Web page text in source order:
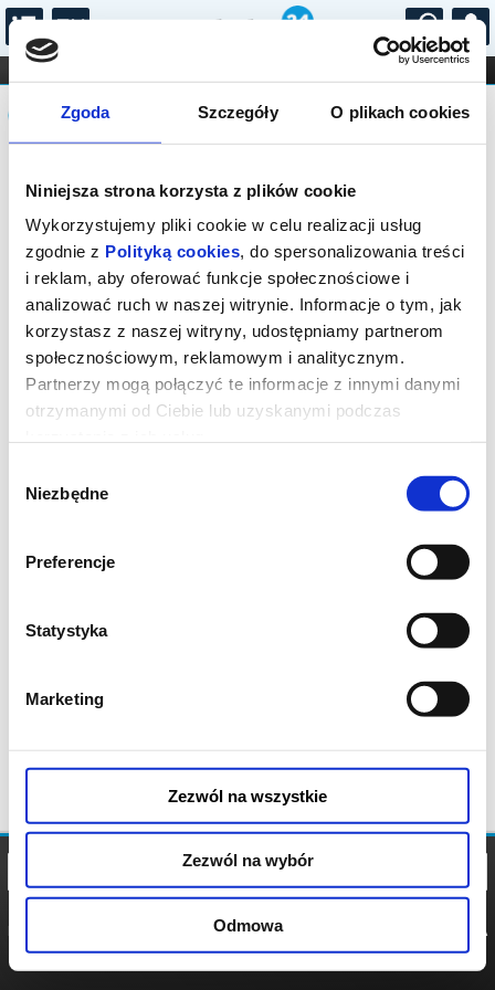
Zgoda Szczegóły O plikach cookies
Niniejsza strona korzysta z plików cookie
Wykorzystujemy pliki cookie w celu realizacji usług
zgodnie z Polityką cookies, do spersonalizowania treści
i reklam, aby oferować funkcje społecznościowe i
analizować ruch w naszej witrynie. Informacje o tym, jak
korzystasz z naszej witryny, udostępniamy partnerom
społecznościowym, reklamowym i analitycznym.
Partnerzy mogą połączyć te informacje z innymi danymi
otrzymanymi od Ciebie lub uzyskanymi podczas
zgody
Niezbędne
Preferencje
Statystyka
Marketing
Zezwól na wszystkie
Zezwól na wybór
Odmowa
...
FILHARMONIA OPERA I BALET
STAND-UP
DLA DZIECI
Komunikat
Sprzedaż biletów online została
zakończona. Zapytaj o dostępność
biletów w kasie.
POLITYKA
POLITYKA